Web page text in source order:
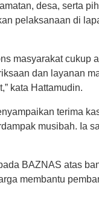
desa, serta
pelaksanaan di
masyarakat cukup
dan layanan
kata Hattamudin.
terima
musibah. Ia
BAZNAS atas
membantu